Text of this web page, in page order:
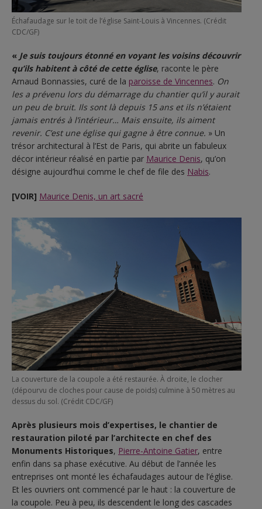
Échafaudage sur le toit de l’église Saint-Louis à Vincennes. (Crédit
CDC/GF)
« Je suis toujours étonné en voyant les voisins découvrir
qu’ils habitent à côté de cette église, raconte le père
Arnaud Bonnassies, curé de la paroisse de Vincennes. On
les a prévenu lors du démarrage du chantier qu’il y aurait
un peu de bruit. Ils sont là depuis 15 ans et ils n’étaient
jamais entrés à l’intérieur… Mais ensuite, ils aiment
revenir. C’est une église qui gagne à être connue. » Un
trésor architectural à l’Est de Paris, qui abrite un fabuleux
décor intérieur réalisé en partie par Maurice Denis, qu’on
désigne aujourd’hui comme le chef de file des Nabis.
[VOIR] Maurice Denis, un art sacré
La couverture de la coupole a été restaurée. À droite, le clocher
(dépourvu de cloches pour cause de poids) culmine à 50 mètres au
dessus du sol. (Crédit CDC/GF)
Après plusieurs mois d’expertises, le chantier de
restauration piloté par l’architecte en chef des
Monuments Historiques, Pierre-Antoine Gatier, entre
enfin dans sa phase exécutive. Au début de l’année les
entreprises ont monté les échafaudages autour de l’église.
Et les ouvriers ont commencé par le haut : la couverture de
la coupole. Peu à peu, ils descendent le long des cascades